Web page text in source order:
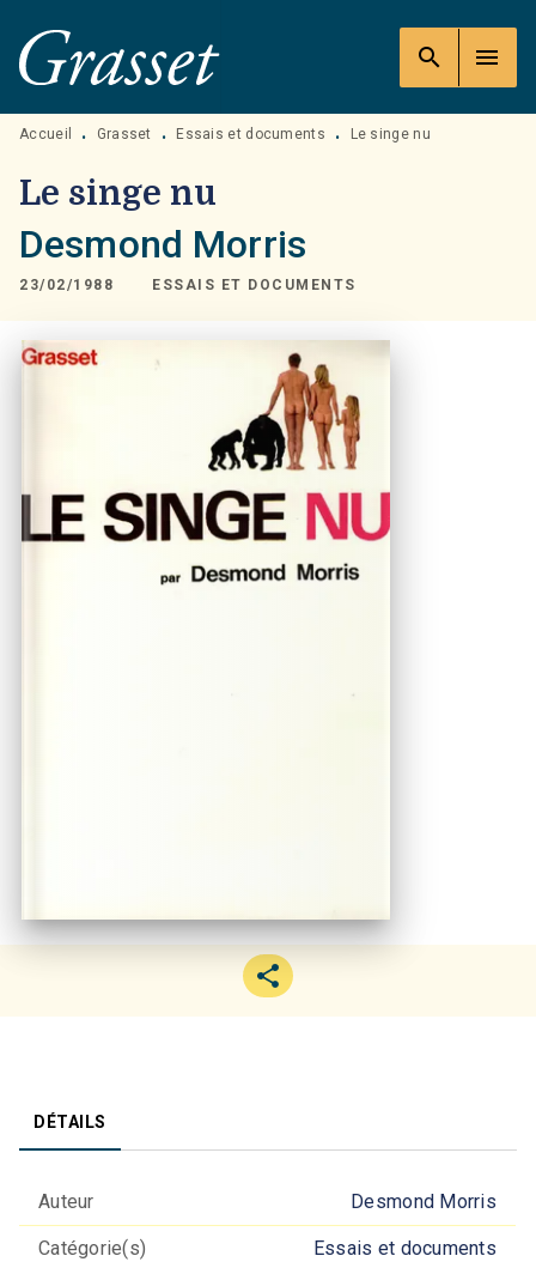
MENU RECHERCHE
PIED DE PAGE
search menu
Accueil • Grasset • Essais et documents • Le singe nu
Le singe nu
Desmond Morris
23/02/1988 ESSAIS ET DOCUMENTS
DÉTAILS
Auteur Desmond Morris
Catégorie(s) Essais et documents